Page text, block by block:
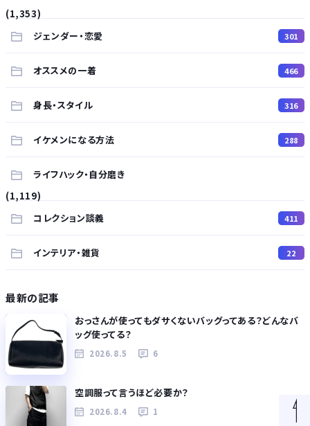
(1,353)
ジェンダー・恋愛
301
オススメの一着 466
身長・スタイル 316
イケメンになる方法 288
ライフハック・自分磨き
(1,119)
コレクション談義
411
インテリア・雑貨 22
最新の記事
おっさんが使ってもダサくないバッグってある？どんなバ
ッグ使ってる？
2026.8.5 6
空調服って言うほど必要か？
2026.8.4 1